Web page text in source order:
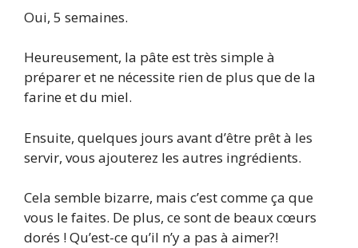
Oui, 5 semaines.
Heureusement, la pâte est très simple à
préparer et ne nécessite rien de plus que de la
farine et du miel.
Ensuite, quelques jours avant d’être prêt à les
servir, vous ajouterez les autres ingrédients.
Cela semble bizarre, mais c’est comme ça que
vous le faites. De plus, ce sont de beaux cœurs
dorés ! Qu’est-ce qu’il n’y a pas à aimer?!